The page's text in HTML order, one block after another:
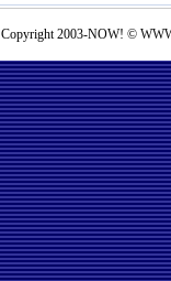
Copyright 2003-NOW! ©